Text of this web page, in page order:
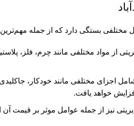
بستگی دارد که از جمله مهم‌ترین
از مواد مختلفی مانند چرم، فلز،
اجزای مختلفی مانند خودکار،
خواهد یافت.
نیز از جمله عوامل موثر بر قیمت